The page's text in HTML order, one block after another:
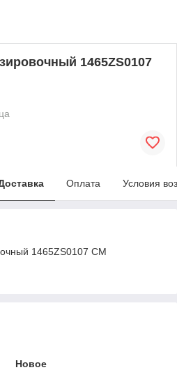
1465ZS0107
Оплата Условия
1465ZS0107 СМ
Новое